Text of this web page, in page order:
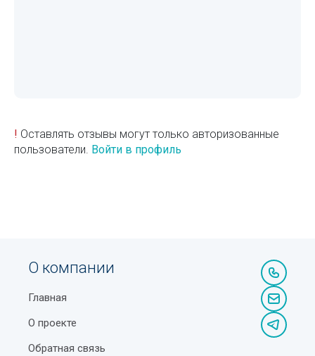
! Оставлять отзывы могут только авторизованные
пользователи. Войти в профиль
О компании
Главная
О проекте
Обратная связь